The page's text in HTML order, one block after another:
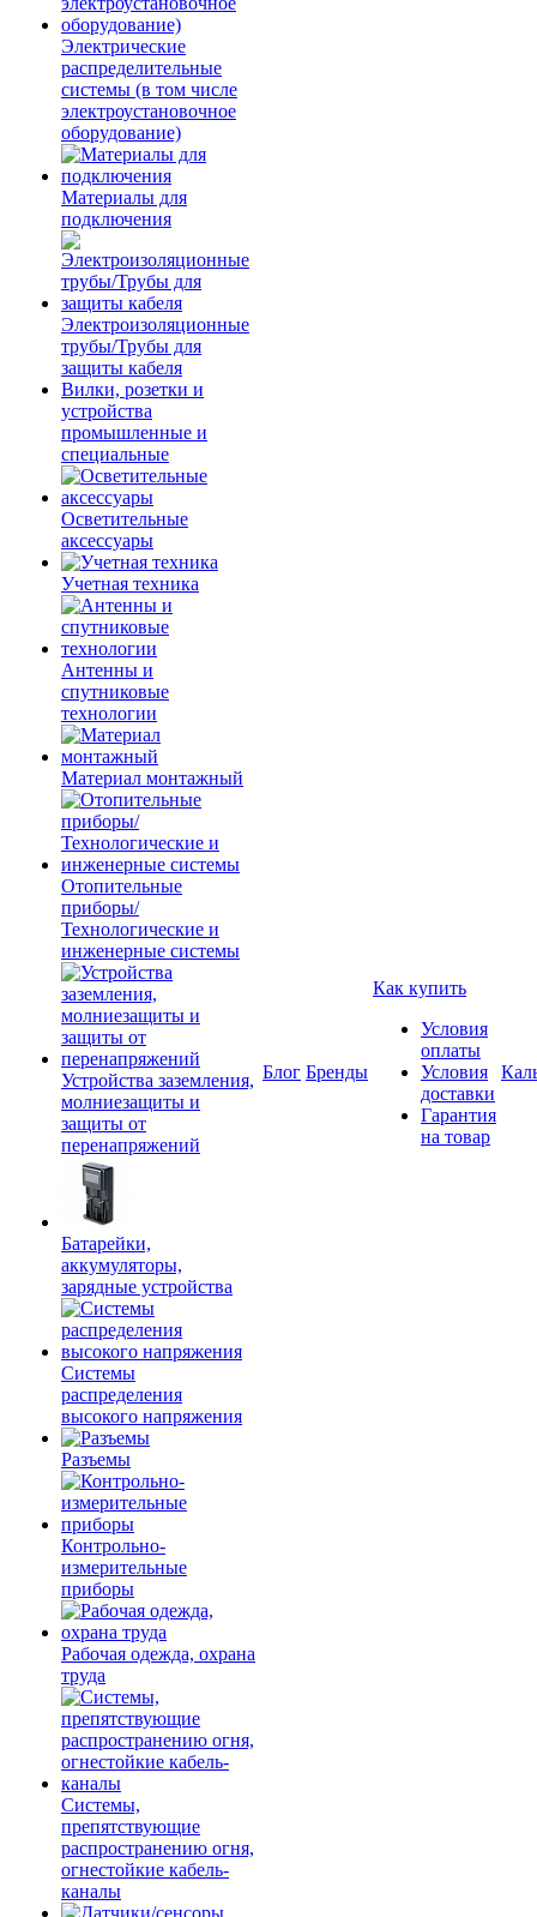
Электрические
распределительные
системы (в том числе
электроустановочное
оборудование)
Материалы для
подключения
Электроизоляционные
трубы/Трубы для
защиты кабеля
Вилки, розетки и
устройства
промышленные и
специальные
Осветительные
аксессуары
Учетная техника
Антенны и
спутниковые
технологии
Материал монтажный
Отопительные
приборы/
Технологические и
инженерные системы
Устройства заземления,
молниезащиты и
защиты от
перенапряжений
Батарейки,
аккумуляторы,
зарядные устройства
Системы
распределения
высокого напряжения
Разъемы
Контрольно-
измерительные
приборы
Рабочая одежда, охрана
труда
Системы,
препятствующие
распространению огня,
огнестойкие кабель-
каналы
Блог Бренды
Как купить
Условия
оплаты
Условия
доставки
Гарантия
на товар